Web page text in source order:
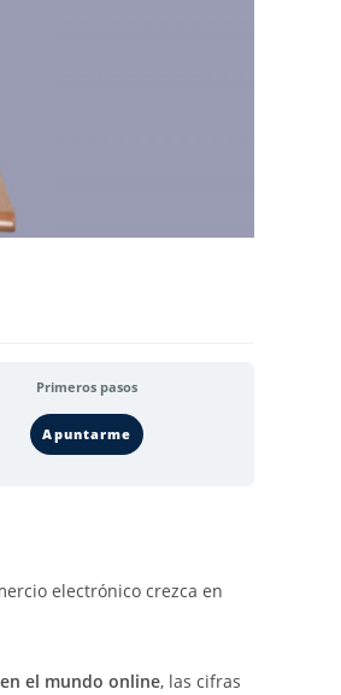
Primeros pasos
Apuntarme
electrónico crezca en
el mundo online, las cifras